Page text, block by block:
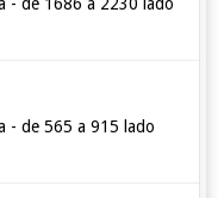
- de 565 a 915 lado